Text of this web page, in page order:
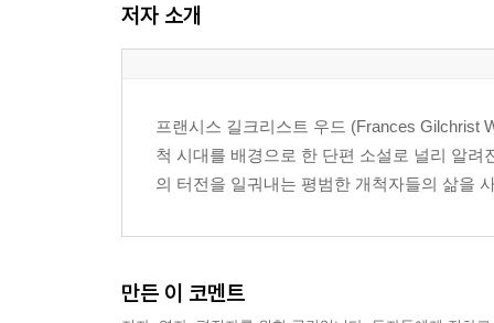
저자 소개
프랜시스 길크리스트 우드 (Frances Gilchrist
척 시대를 배경으로 한 단편 소설로 널리 알
의 터전을 일궈내는 평범한 개척자들의 삶을
만든 이 코멘트